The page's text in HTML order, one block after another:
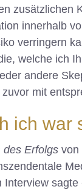
zusätzlichen
innerhalb
verringern
welche ich
andere
mit
ich war
des Erfolgs von